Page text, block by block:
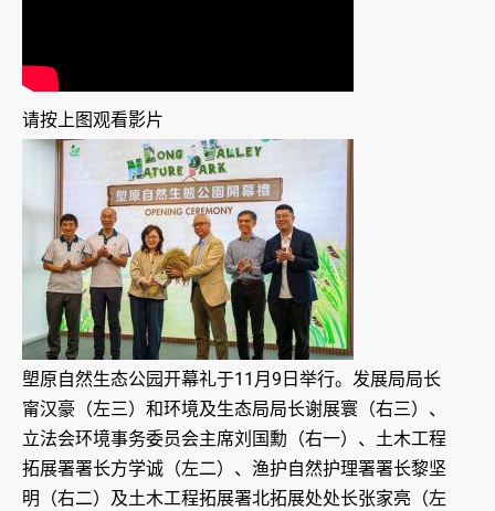
请按上图观看影片
塱原自然生态公园开幕礼于11月9日举行。发展局局长
甯汉豪（左三）和环境及生态局局长谢展寰（右三）、
立法会环境事务委员会主席刘国勳（右一）、土木工程
拓展署署长方学诚（左二）、渔护自然护理署署长黎坚
明（右二）及土木工程拓展署北拓展处处长张家亮（左